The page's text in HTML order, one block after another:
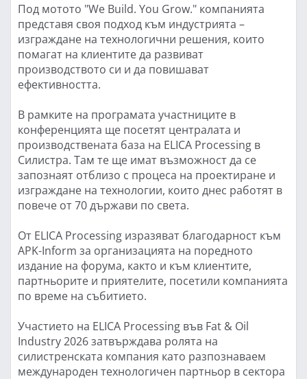
Под мотото "We Build. You Grow." компанията
представя своя подход към индустрията –
изграждане на технологични решения, които
помагат на клиентите да развиват
производството си и да повишават
ефективността.
В рамките на програмата участниците в
конференцията ще посетят централата и
производствената база на ELICA Processing в
Силистра. Там те ще имат възможност да се
запознаят отблизо с процеса на проектиране и
изграждане на технологии, които днес работят в
повече от 70 държави по света.
От ELICA Processing изразяват благодарност към
APK-Inform за организацията на поредното
издание на форума, както и към клиентите,
партньорите и приятелите, посетили компанията
по време на събитието.
Участието на ELICA Processing във Fat & Oil
Industry 2026 затвърждава ролята на
силистренската компания като разпознаваем
международен технологичен партньор в сектора